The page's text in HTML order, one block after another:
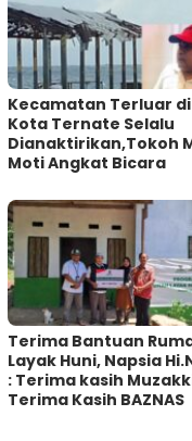
Kecamatan Terluar di
Kota Ternate Selalu
Dianaktirikan,Tokoh
Moti Angkat Bicara
Terima Bantuan
Layak Huni, Napsia
: Terima kasih
Terima Kasih BAZNAS